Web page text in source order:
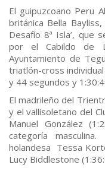
El guipuzcoano Peru
británica Bella
Desafío 8ª Isla’, que
por el Cabildo de
Ayuntamiento de
triatlón-cross
y 44 segundos y
El madrileño del
y el vallisoletano del
Manuel González
categoría
holandesa Tessa
Lucy Biddlestone